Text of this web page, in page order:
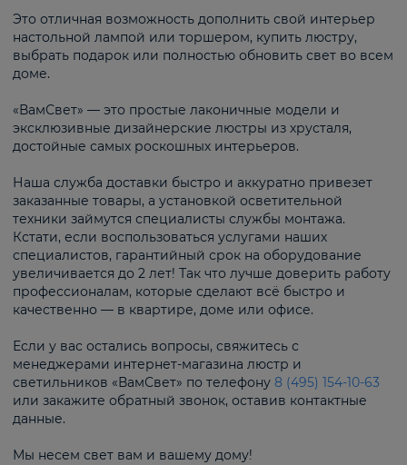
Это отличная возможность дополнить свой интерьер
настольной лампой или торшером, купить люстру,
выбрать подарок или полностью обновить свет во всем
доме.
«ВамСвет» — это простые лаконичные модели и
эксклюзивные дизайнерские люстры из хрусталя,
достойные самых роскошных интерьеров.
Наша служба доставки быстро и аккуратно привезет
заказанные товары, а установкой осветительной
техники займутся специалисты службы монтажа.
Кстати, если воспользоваться услугами наших
специалистов, гарантийный срок на оборудование
увеличивается до 2 лет! Так что лучше доверить работу
профессионалам, которые сделают всё быстро и
качественно — в квартире, доме или офисе.
Если у вас остались вопросы, свяжитесь с
менеджерами интернет-магазина люстр и
светильников «ВамСвет» по телефону 8 (495) 154-10-63
или закажите обратный звонок, оставив контактные
данные.
Мы несем свет вам и вашему дому!